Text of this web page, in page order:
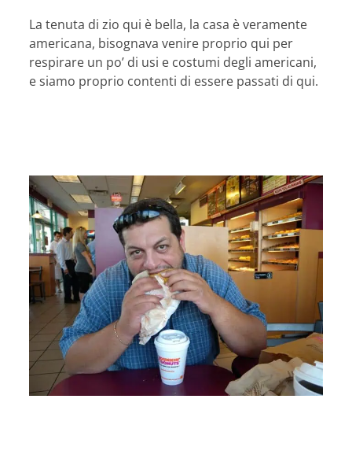
La tenuta di zio qui è bella, la casa è veramente
americana, bisognava venire proprio qui per
respirare un po’ di usi e costumi degli americani,
e siamo proprio contenti di essere passati di qui.